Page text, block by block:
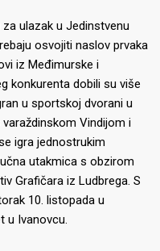
ulazak u Jedinstvenu
osvojiti naslov prvaka
iz Međimurske i
konkurenta dobili su više
u sportskoj dvorani u
Vindijom i
igra jednostrukim
utakmica s obzirom
Grafičara iz Ludbrega. S
10. listopada u
u Ivanovcu.